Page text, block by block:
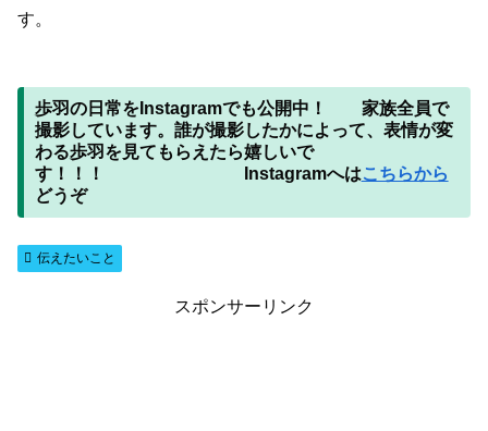
す。
歩羽の日常をInstagramでも公開中！ 家族全員で
撮影しています。誰が撮影したかによって、表情が変
わる歩羽を見てもらえたら嬉しいで
す！！！ Instagramへはこちらから
どうぞ
伝えたいこと
スポンサーリンク